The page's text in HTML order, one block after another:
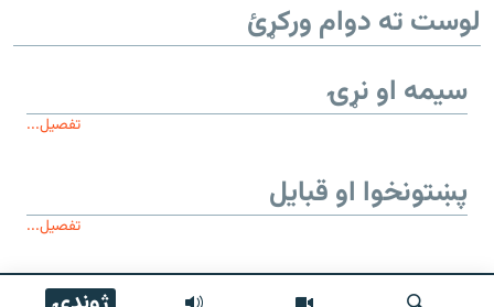
لوست ته دوام ورکړئ
سیمه او نړۍ
تفصیل...
پښتونخوا او قبایل
تفصیل...
موږ وڅارئ